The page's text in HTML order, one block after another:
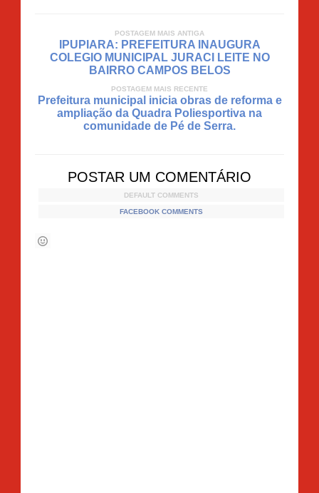
POSTAGEM MAIS ANTIGA
IPUPIARA: PREFEITURA INAUGURA
COLEGIO MUNICIPAL JURACI LEITE NO
BAIRRO CAMPOS BELOS
POSTAGEM MAIS RECENTE
Prefeitura municipal inicia obras de reforma e
ampliação da Quadra Poliesportiva na
comunidade de Pé de Serra.
POSTAR UM COMENTÁRIO
DEFAULT COMMENTS
FACEBOOK COMMENTS